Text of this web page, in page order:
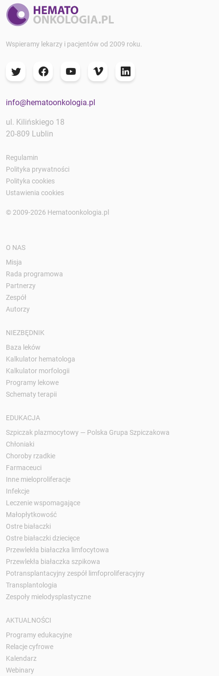
Wspieramy lekarzy i pacjentów od 2009 roku.
info@hematoonkologia.pl
ul. Kilińskiego 18
20-809 Lublin
Regulamin
Polityka prywatności
Polityka cookies
Ustawienia cookies
© 2009-2026 Hematoonkologia.pl
O NAS
Misja
Rada programowa
Partnerzy
Zespół
Autorzy
NIEZBĘDNIK
Baza leków
Kalkulator hematologa
Kalkulator morfologii
Programy lekowe
Schematy terapii
EDUKACJA
Szpiczak plazmocytowy — Polska Grupa Szpiczakowa
Chłoniaki
Choroby rzadkie
Farmaceuci
Inne mieloproliferacje
Infekcje
Leczenie wspomagające
Małopłytkowość
Ostre białaczki
Ostre białaczki dziecięce
Przewlekła białaczka limfocytowa
Przewlekła białaczka szpikowa
Potransplantacyjny zespół limfoproliferacyjny
Transplantologia
Zespoły mielodysplastyczne
AKTUALNOŚCI
Programy edukacyjne
Relacje cyfrowe
Kalendarz
Webinary